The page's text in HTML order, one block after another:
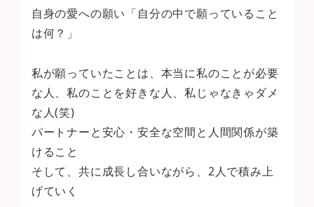
自身の愛への願い「自分の中で願っていること
は何？」
私が願っていたことは、本当に私のことが必要
な人、私のことを好きな人、私じゃなきゃダメ
な人(笑)
パートナーと安心・安全な空間と人間関係が築
けること
そして、共に成長し合いながら、2人で積み上
げていく